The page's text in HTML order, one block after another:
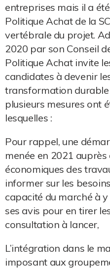
entreprises mais il a
Politique Achat de la
vertébrale du projet.
2020 par son Conseil
Politique Achat invite
candidates à devenir
transformation
plusieurs mesures ont
lesquelles :
Pour rappel, une
menée en 2021
économiques des
informer sur les
capacité du marché à
ses avis pour en tirer
consultation à lancer,
L’intégration dans le
imposant aux